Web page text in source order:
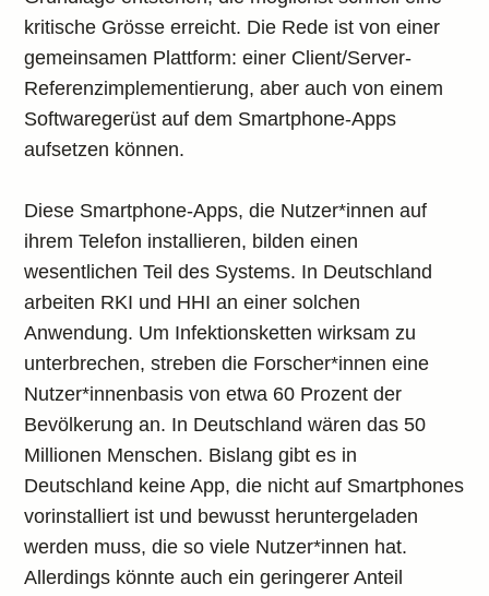
kritische Grösse erreicht. Die Rede ist von einer
gemeinsamen Plattform: einer Client/Server-
Referenzimplementierung, aber auch von einem
Softwaregerüst auf dem Smartphone-Apps
aufsetzen können.
Diese Smartphone-Apps, die Nutzer*innen auf
ihrem Telefon installieren, bilden einen
wesentlichen Teil des Systems. In Deutschland
arbeiten RKI und HHI an einer solchen
Anwendung. Um Infektionsketten wirksam zu
unterbrechen, streben die Forscher*innen eine
Nutzer*innenbasis von etwa 60 Prozent der
Bevölkerung an. In Deutschland wären das 50
Millionen Menschen. Bislang gibt es in
Deutschland keine App, die nicht auf Smartphones
vorinstalliert ist und bewusst heruntergeladen
werden muss, die so viele Nutzer*innen hat.
Allerdings könnte auch ein geringerer Anteil